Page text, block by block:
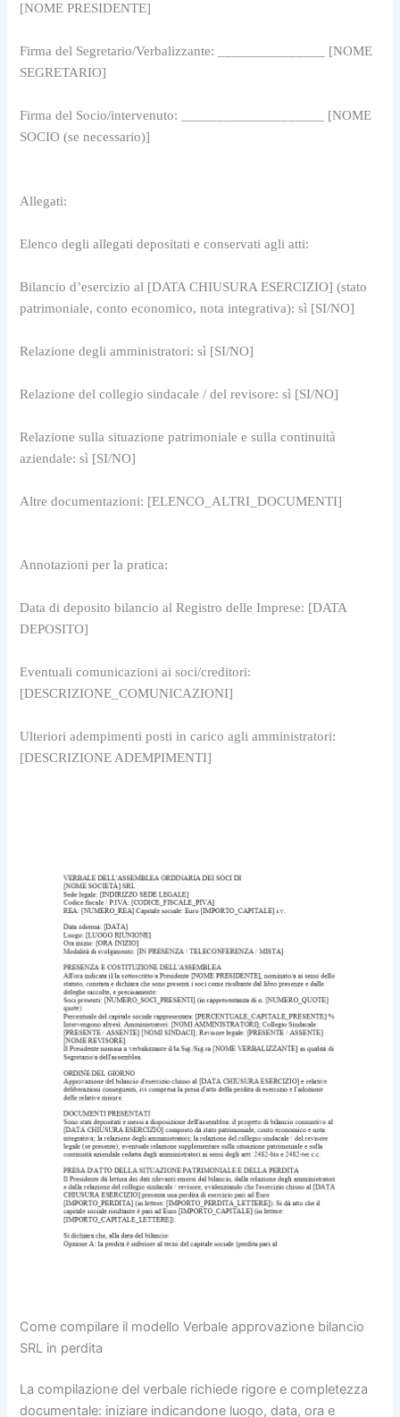
[NOME PRESIDENTE]
Firma del Segretario/Verbalizzante: _______________ [NOME
SEGRETARIO]
Firma del Socio/intervenuto: ____________________ [NOME
SOCIO (se necessario)]
Allegati:
Elenco degli allegati depositati e conservati agli atti:
Bilancio d’esercizio al [DATA CHIUSURA ESERCIZIO] (stato
patrimoniale, conto economico, nota integrativa): sì [SI/NO]
Relazione degli amministratori: sì [SI/NO]
Relazione del collegio sindacale / del revisore: sì [SI/NO]
Relazione sulla situazione patrimoniale e sulla continuità
aziendale: sì [SI/NO]
Altre documentazioni: [ELENCO_ALTRI_DOCUMENTI]
Annotazioni per la pratica:
Data di deposito bilancio al Registro delle Imprese: [DATA
DEPOSITO]
Eventuali comunicazioni ai soci/creditori:
[DESCRIZIONE_COMUNICAZIONI]
Ulteriori adempimenti posti in carico agli amministratori:
[DESCRIZIONE ADEMPIMENTI]
Come compilare il modello Verbale approvazione bilancio
SRL in perdita​
La compilazione del verbale richiede rigore e completezza
documentale: iniziare indicandone luogo, data, ora e